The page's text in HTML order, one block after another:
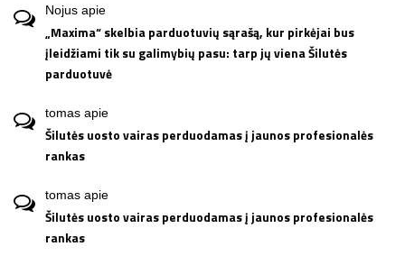
Nojus apie
„Maxima“ skelbia parduotuvių sąrašą, kur pirkėjai bus
įleidžiami tik su galimybių pasu: tarp jų viena Šilutės
parduotuvė
tomas apie
Šilutės uosto vairas perduodamas į jaunos profesionalės
rankas
tomas apie
Šilutės uosto vairas perduodamas į jaunos profesionalės
rankas